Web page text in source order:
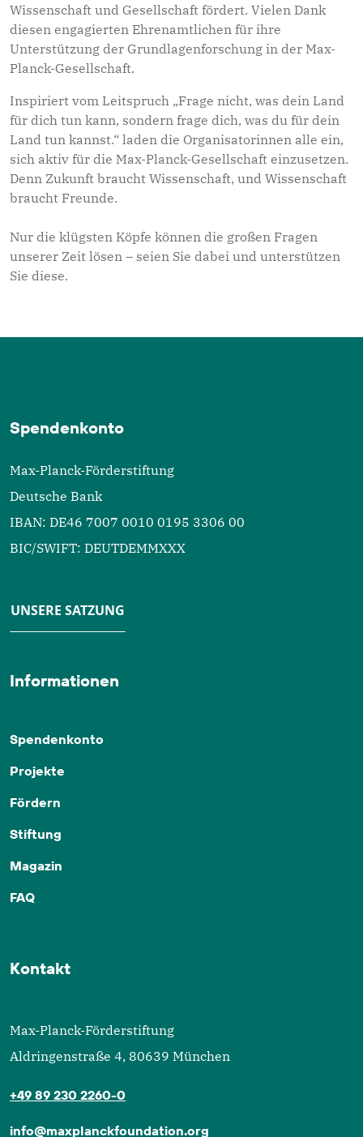
Wissenschaft und Gesellschaft fördert. Vielen Dank
diesen engagierten Ehrenamtlichen für ihre
Unterstützung der Grundlagenforschung in der Max-
Planck-Gesellschaft.
Inspiriert vom Leitspruch „Frage nicht, was dein Land
für dich tun kann, sondern frage dich, was du für dein
Land tun kannst.“ laden die Organisatorinnen alle ein,
sich aktiv für die Max-Planck-Gesellschaft einzusetzen.
Denn Zukunft braucht Wissenschaft, und Wissenschaft
braucht Freunde.
Nur die klügsten Köpfe können die großen Fragen
unserer Zeit lösen – seien Sie dabei und unterstützen
Sie diese.
Spendenkonto
Max-Planck-Förderstiftung
Deutsche Bank
IBAN: DE46 7007 0010 0195 3306 00
BIC/SWIFT: DEUTDEMMXXX
UNSERE SATZUNG
Informationen
Spendenkonto
Projekte
Fördern
Stiftung
Magazin
FAQ
Kontakt
Max-Planck-Förderstiftung
Aldringenstraße 4, 80639 München
+49 89 230 2260-0
info@maxplanckfoundation.org